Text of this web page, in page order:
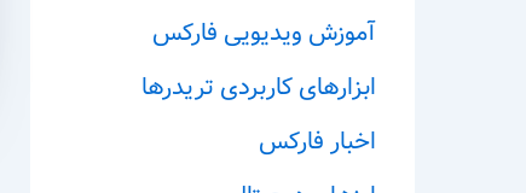
آموزش ویدیویی فارکس
ابزارهای کاربردی تریدرها
اخبار فارکس